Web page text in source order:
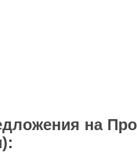
на